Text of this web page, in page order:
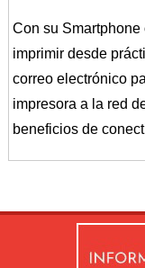
Con su
imprimir desde
correo electrónico
impresora a la red
beneficios de